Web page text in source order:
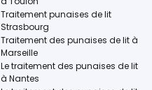
Traitement punaises de lit
Strasbourg
Traitement des punaises de lit à
Marseille
Le traitement des punaises de lit
à Nantes